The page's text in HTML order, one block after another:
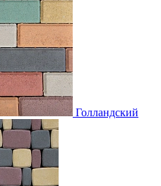
Голландский